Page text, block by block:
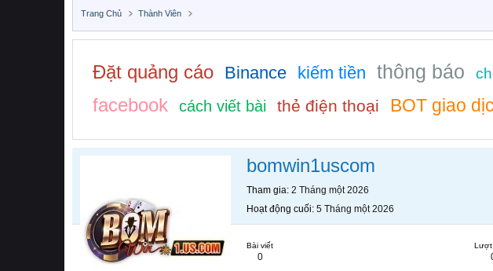
Trang Chủ Thành Viên
Đặt quảng cáo Binance kiếm tiền thông báo
facebook cách viết bài thẻ điện thoại BOT giao
bomwin1uscom
Tham gia 2 Tháng một 2026
Hoạt động cuối 5 Tháng một 2026
Bài viết
0
Lượt